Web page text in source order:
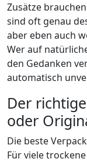
Zusätze
sind oft genau
aber eben auch
Wer auf
den Gedanken
automatisch
Der
oder
Die beste
Für viele